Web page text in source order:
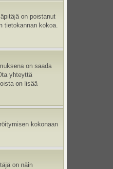
on poistanut
tietokannan kokoa.
on saada
yhteyttä
on lisää
kokonaan
on näin